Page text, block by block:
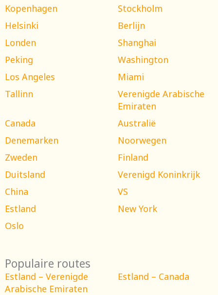
Kopenhagen
Stockholm
Helsinki
Berlijn
Londen
Shanghai
Peking
Washington
Los Angeles
Miami
Tallinn
Verenigde Arabische
Emiraten
Canada
Australië
Denemarken
Noorwegen
Zweden
Finland
Duitsland
Verenigd Koninkrijk
China
VS
Estland
New York
Oslo
Populaire routes
Estland – Verenigde
Arabische Emiraten
Estland – Canada